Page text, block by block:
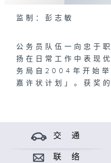
监制：彭志敏
公务员队伍一向忠于
扬在日常工作中表现
务局自2004年开始举
嘉许状计划」。获奖
和部门，涵盖50个
今辑节目将介绍十位
们的工作分享，让大
交 通
联 络